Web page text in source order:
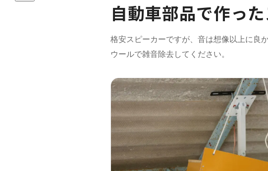
自動車部品で作っ
格安スピーカーですが、音は想像以上に良
ウールで雑音除去してください。